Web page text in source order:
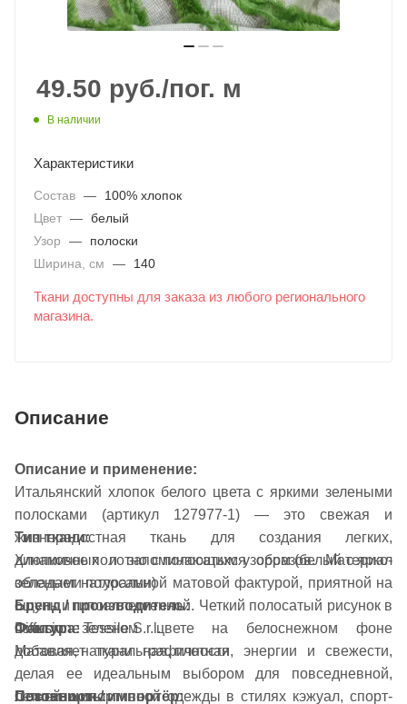
49.50 руб./пог. м
В наличии
Характеристики
Состав —
100% хлопок
Цвет — белый
Узор
—
полоски
Ширина, см
— 140
Ткани доступны для заказа из любого регионального
магазина.
Описание
Описание и применение:
Итальянский хлопок белого цвета с яркими зелеными
полосками (артикул 127977-1) — это свежая и
жизнерадостная ткань для создания легких,
динамичных и запоминающихся образов. Материал
обладает натуральной матовой фактурой, приятной на
ощупь и гипоаллергенной. Четкий полосатый рисунок в
сочном зеленом цвете на белоснежном фоне
добавляет ткани графичности, энергии и свежести,
делая ее идеальным выбором для повседневной,
летней и спортивной одежды в стилях кэжуал, спорт-
Тип ткани:
Хлопковое полотно с полосатым узором (белый с ярко-
зелеными полосами)
Фактура:
Матовая, натуральная, плотная
Сезонность:
Бренд / производитель:
Diffusione Tessile S.r.l.
Поставщик / импортёр: